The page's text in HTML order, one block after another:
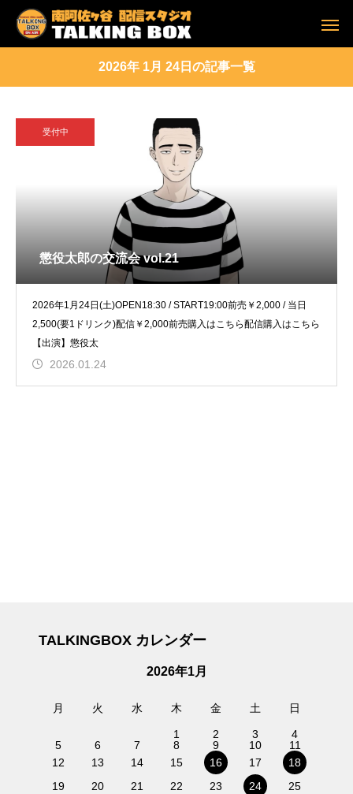
2026年 1月 24日の記事一覧
受付中
懲役太郎の交流会 vol.21
2026年1月24日(土)OPEN18:30 / START19:00前売￥2,000 / 当日
2,500(要1ドリンク)配信￥2,000前売購入はこちら配信購入はこちら
【出演】懲役太
2026.01.24
TALKINGBOX カレンダー
2026年1月
月 火 水 木 金 土 日
1 2 3
4
5
6 7 8 9 10
11
12
13 14 15 16 17
18
19
20 21 22 23 24
25